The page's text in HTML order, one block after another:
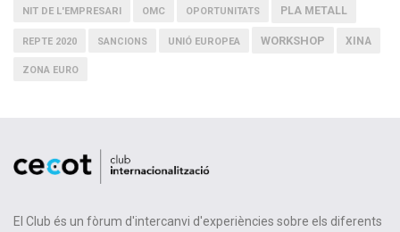
NIT DE L'EMPRESARI OMC OPORTUNITATS PLA METALL
REPTE 2020 SANCIONS UNIÓ EUROPEA WORKSHOP XINA
ZONA EURO
El Club és un fòrum d'intercanvi d'experiències sobre els diferents